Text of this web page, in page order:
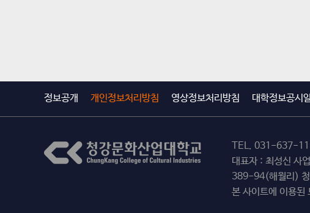
정보공개 개인정보처리방침 영상정보처리방침 대학정보공시
TEL. 031-637-
대표자 : 최성신 사
389-94(해월리) 청
본 사이트에 이용된